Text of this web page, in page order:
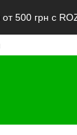
500 грн с